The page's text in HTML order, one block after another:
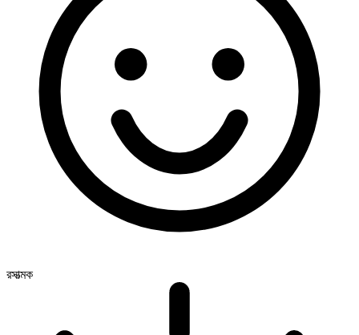
রসাত্মক